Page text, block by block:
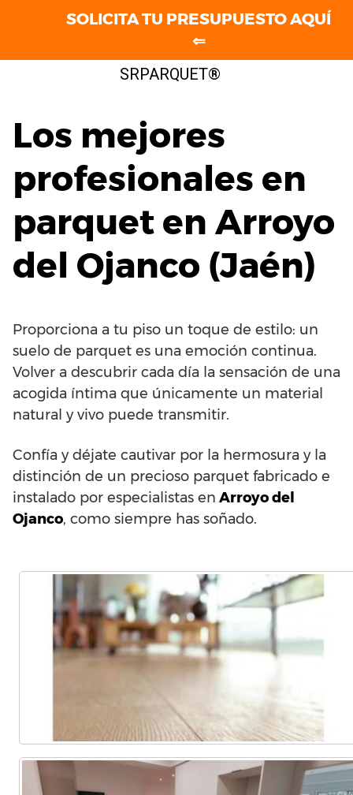
SRPARQUET®
Los mejores
profesionales en
parquet en Arroyo
del Ojanco (Jaén)
Proporciona a tu piso un toque de estilo: un
suelo de parquet es una emoción continua.
Volver a descubrir cada día la sensación de una
acogida íntima que únicamente un material
natural y vivo puede transmitir.
Confía y déjate cautivar por la hermosura y la
distinción de un precioso parquet fabricado e
instalado por especialistas en Arroyo del
Ojanco, como siempre has soñado.
SOLICITA TU PRESUPUESTO AQUÍ
⇐